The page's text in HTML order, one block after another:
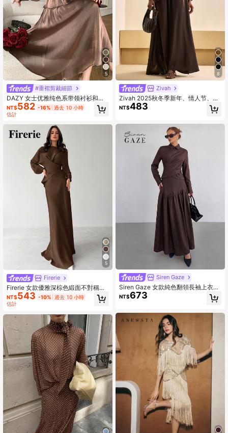
5
#垂褶剪裁細節
DAZY 女士优雅纯色系带领衬衫和半
裙两件套，春夏款，婚礼宾客礼服
NT$582 -16% 過去 10 小時
估計
5
Firerie
Firerie 女款優雅深棕色緞面不對稱下
擺緞面裙，適合秋季用餐晚餐約會
NT$543 -10% 過去 10 小時
估計
8
Zivah
Zivah 2025秋冬季新年、情人节、派
对、晚宴、约会、生日、学院风、学
生装、日常穿着、百搭、休闲、邮轮
闲、简约翻领喇叭袖系带不对称下摆
衬衫+宽松A字长裙两件套，棕色面
料，女士秋冬套装
NT$483
Siren Gaze
Siren Gaze 女款純色翻領長袖上衣與
百褶裙休閒日常穿搭套裝
NT$673